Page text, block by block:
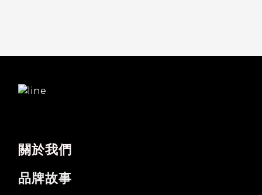
關於我們
品牌故事